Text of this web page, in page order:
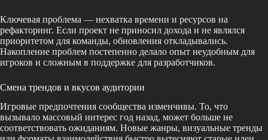
Ключевая проблема — нехватка времени и ресурсов на
рефакторинг. Если проект не приносил дохода и не являлся
приоритетом для команды, обновления откладывались.
Накопление проблем постепенно делало опыт неудобным для
игроков и сложным в поддержке для разработчиков.
Смена трендов и вкусов аудитории
Игровые предпочтения сообщества изменчивы. То, что
вызывало массовый интерес год назад, может больше не
соответствовать ожиданиям. Новые жанры, визуальные тренды